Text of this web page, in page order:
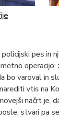
pes in
bo varoval in
vtis na
načrt je,
stvari pa